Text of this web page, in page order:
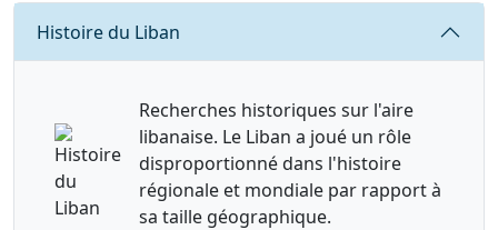
Requête
Histoire du Liban
Recherches historiques sur l'aire
libanaise. Le Liban a joué un rôle
disproportionné dans l'histoire
régionale et mondiale par rapport à
sa taille géographique.